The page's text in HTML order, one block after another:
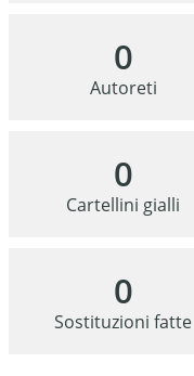
0
Autoreti
0
Cartellini gialli
0
Sostituzioni fatte